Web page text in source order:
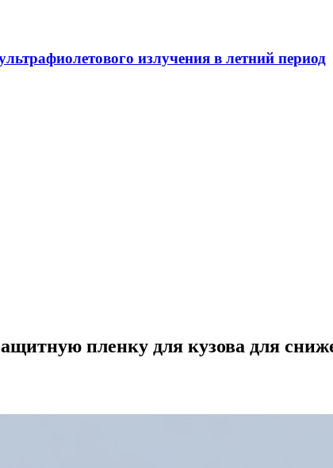
излучения в летний период
пленку для кузова для